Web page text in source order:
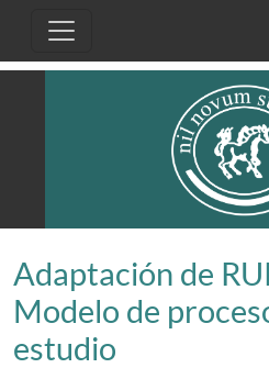
Adaptación de
Modelo de
estudio